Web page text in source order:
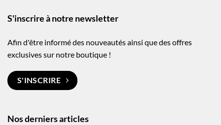
Nos derniers articles
S'inscrire à notre newsletter
Afin d'être informé des nouveautés ainsi que des offres
exclusives sur notre boutique !
S'INSCRIRE